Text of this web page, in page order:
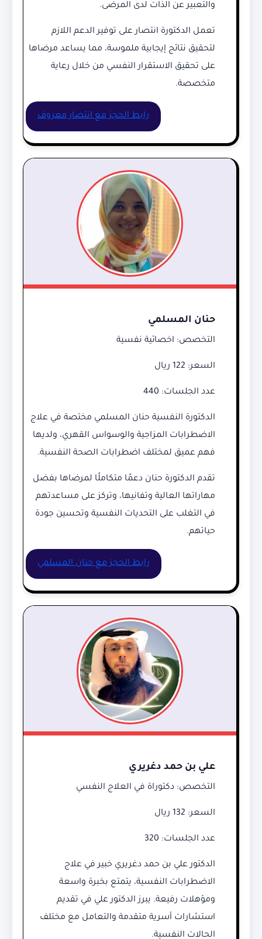
والتعبير عن الذات لدى المرضى.
تعمل الدكتورة انتصار على توفير الدعم اللازم
لتحقيق نتائج إيجابية ملموسة، مما يساعد مرضاها
على تحقيق الاستقرار النفسي من خلال رعاية
متخصصة.
رابط الحجز مع انتصار معروف
حنان المسلمي
التخصص: اخصائية نفسية
السعر: 122 ريال
عدد الجلسات: 440
الدكتورة النفسية حنان المسلمي مختصة في علاج
الاضطرابات المزاجية والوسواس القهري، ولديها
فهم عميق لمختلف اضطرابات الصحة النفسية.
تقدم الدكتورة حنان دعمًا متكاملًا لمرضاها بفضل
مهاراتها العالية وتفانيها، وتركز على مساعدتهم
في التغلب على التحديات النفسية وتحسين جودة
حياتهم.
رابط الحجز مع حنان المسلمي
علي بن حمد دغريري
التخصص: دكتوراة في العلاج النفسي
السعر: 132 ريال
عدد الجلسات: 320
الدكتور علي بن حمد دغريري خبير في علاج
الاضطرابات النفسية، يتمتع بخبرة واسعة
ومؤهلات رفيعة. يبرز الدكتور علي في تقديم
استشارات أسرية متقدمة والتعامل مع مختلف
الحالات النفسية.